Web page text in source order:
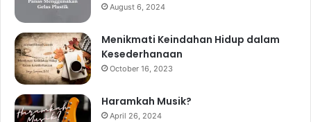
August 6, 2024
Menikmati Keindahan Hidup dalam
Kesederhanaan
October 16, 2023
Haramkah Musik?
April 26, 2024